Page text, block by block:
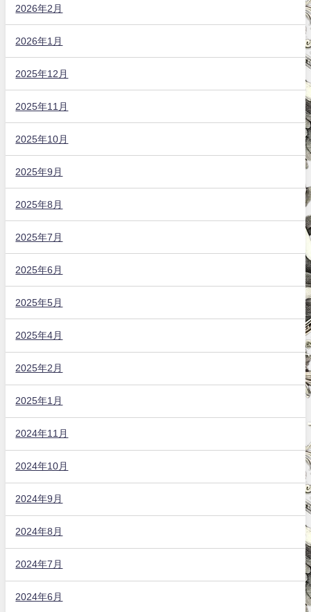
2026年2月
2026年1月
2025年12月
2025年11月
2025年10月
2025年9月
2025年8月
2025年7月
2025年6月
2025年5月
2025年4月
2025年2月
2025年1月
2024年11月
2024年10月
2024年9月
2024年8月
2024年7月
2024年6月